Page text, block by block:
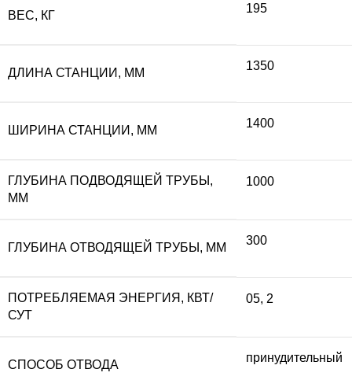
ВЕС, КГ
195
ДЛИНА СТАНЦИИ, ММ
1350
ШИРИНА СТАНЦИИ, ММ
1400
ГЛУБИНА ПОДВОДЯЩЕЙ ТРУБЫ,
ММ
1000
ГЛУБИНА ОТВОДЯЩЕЙ ТРУБЫ, ММ
300
ПОТРЕБЛЯЕМАЯ ЭНЕРГИЯ, КВТ/
СУТ
05, 2
СПОСОБ ОТВОДА
принудительный